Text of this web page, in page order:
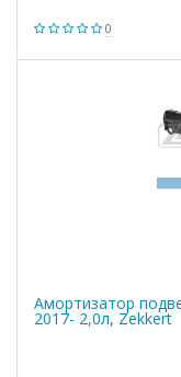
0
Амортизатор
2017- 2,0л, Zekkert